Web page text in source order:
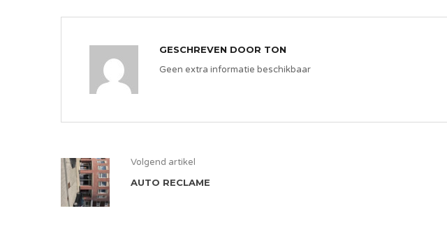
GESCHREVEN DOOR TON
Geen extra informatie beschikbaar
Volgend artikel
AUTO RECLAME